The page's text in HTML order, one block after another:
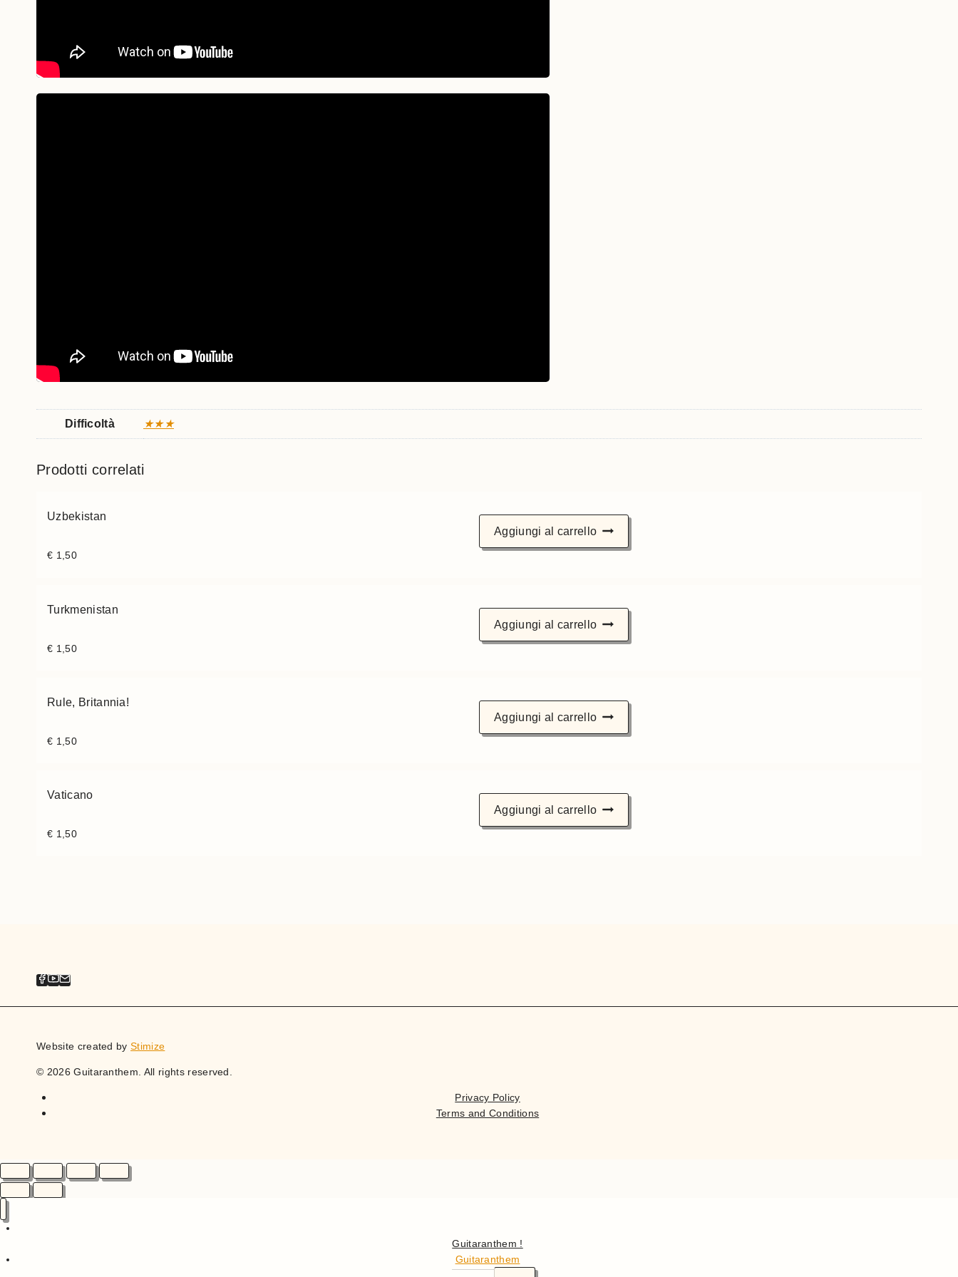
Difficoltà ★★★
Prodotti correlati
Uzbekistan
€ 1,50
Aggiungi al carrello
Turkmenistan
€ 1,50
Aggiungi al carrello
Rule, Britannia!
€ 1,50
Aggiungi al carrello
Vaticano
€ 1,50
Aggiungi al carrello
Website created byStimize
© 2026 Guitaranthem. All rights reserved.
Privacy Policy
Terms and Conditions
Guitaranthem !
Guitaranthem